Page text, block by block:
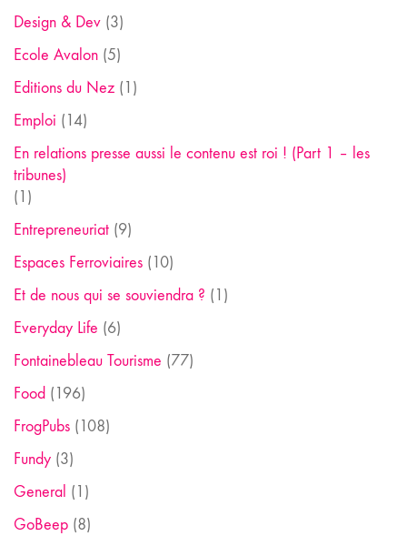
Design & Dev (3)
Ecole Avalon (5)
Editions du Nez (1)
Emploi (14)
En relations presse aussi le contenu est roi ! (Part 1 – les
tribunes)
(1)
Entrepreneuriat (9)
Espaces Ferroviaires (10)
Et de nous qui se souviendra ? (1)
Everyday Life (6)
Fontainebleau Tourisme (77)
Food (196)
FrogPubs (108)
Fundy (3)
General (1)
GoBeep (8)